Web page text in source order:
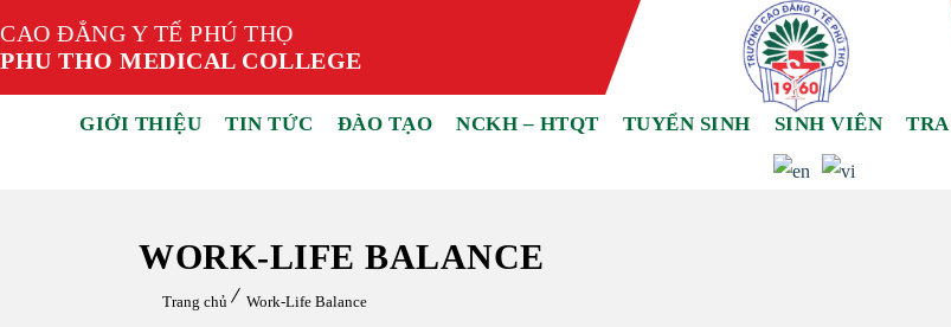
CAO ĐẲNG Y TẾ PHÚ THỌ
PHU THO MEDICAL COLLEGE
GIỚI THIỆU TIN TỨC ĐÀO TẠO NCKH – HTQT TUYỂN SINH SINH VIÊN
WORK-LIFE BALANCE
Trang chủ Work-Life Balance